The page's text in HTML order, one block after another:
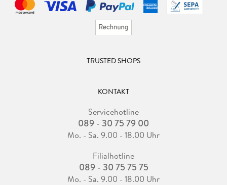
TRUSTED SHOPS
KONTAKT
Servicehotline
089 - 30 75 79 00
Mo. - Sa. 9.00 - 18.00 Uhr
Filialhotline
089 - 30 75 75 75
Mo. - Sa. 9.00 - 18.00 Uhr